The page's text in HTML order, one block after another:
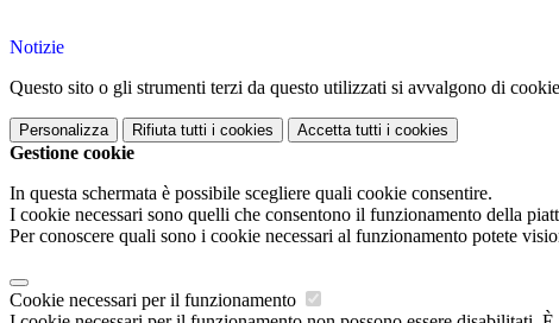
Notizie
Questo sito o gli strumenti terzi da questo utilizzati si avvalgono di
Personalizza Rifiuta tutti i cookies Accetta tutti i cookies
Gestione cookie
In questa schermata è possibile scegliere quali cookie consentire.
I cookie necessari sono quelli che consentono il funzionamento della
Per conoscere quali sono i cookie necessari al funzionamento potete
Cookie necessari per il funzionamento